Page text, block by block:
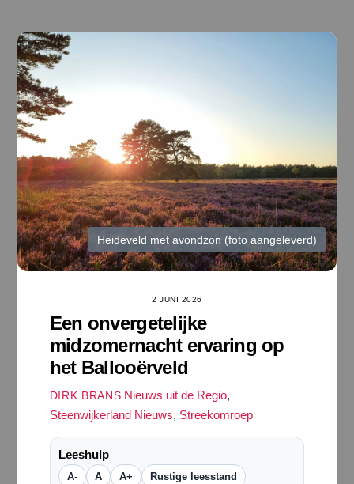
inhoud
Heideveld met avondzon (foto aangeleverd)
2 JUNI 2026
Een onvergetelijke
midzomernacht ervaring op
het Ballooërveld
DIRK BRANS Nieuws uit de Regio,
Steenwijkerland Nieuws, Streekomroep
Leeshulp
A- A A+ Rustige leesstand